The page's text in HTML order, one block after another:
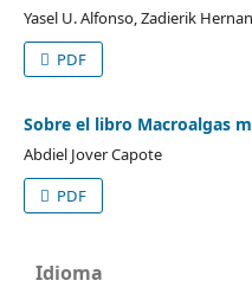
Yasel U. Alfonso, Zadierik
PDF
Sobre el libro Macroalgas
Abdiel Jover Capote
PDF
Idioma